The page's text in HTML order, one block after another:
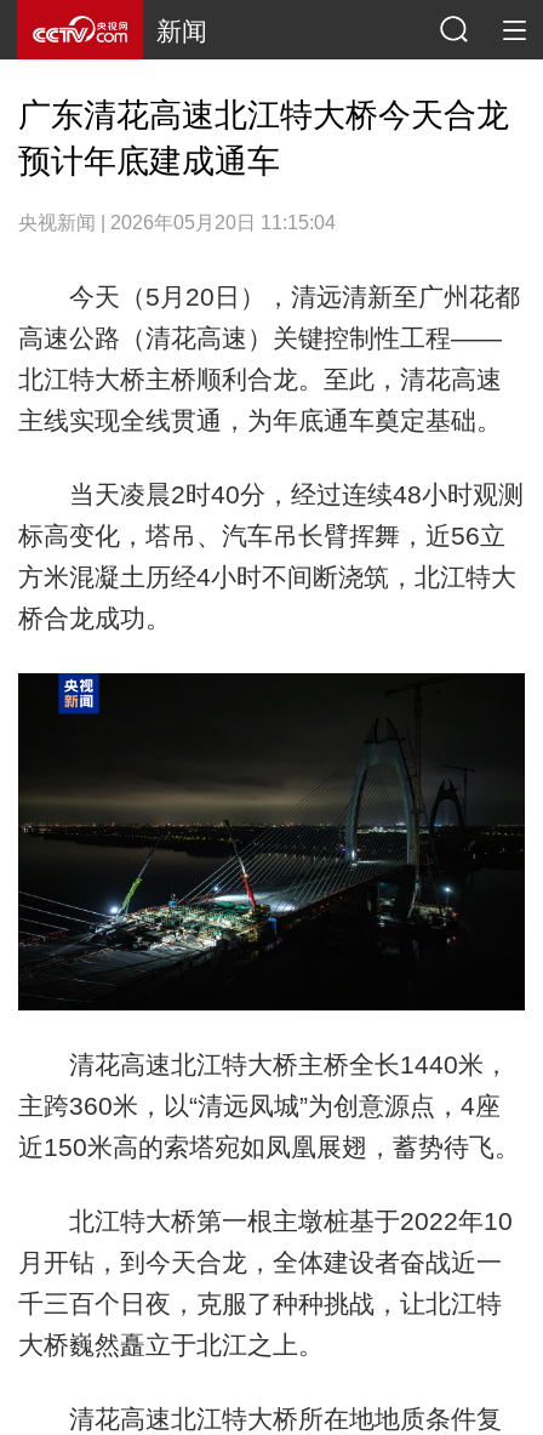
新闻
广东清花高速北江特大桥今天合龙
预计年底建成通车
央视新闻 | 2026年05月20日 11:15:04
今天（5月20日），清远清新至广州花都
高速公路（清花高速）关键控制性工程——
北江特大桥主桥顺利合龙。至此，清花高速
主线实现全线贯通，为年底通车奠定基础。
当天凌晨2时40分，经过连续48小时观测
标高变化，塔吊、汽车吊长臂挥舞，近56立
方米混凝土历经4小时不间断浇筑，北江特大
桥合龙成功。
清花高速北江特大桥主桥全长1440米，
主跨360米，以“清远凤城”为创意源点，4座
近150米高的索塔宛如凤凰展翅，蓄势待飞。
北江特大桥第一根主墩桩基于2022年10
月开钻，到今天合龙，全体建设者奋战近一
千三百个日夜，克服了种种挑战，让北江特
大桥巍然矗立于北江之上。
清花高速北江特大桥所在地地质条件复